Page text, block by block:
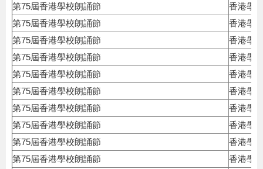
第75屆香港學校朗誦節
香港學
第75屆香港學校朗誦節
香港學
第75屆香港學校朗誦節
香港學
第75屆香港學校朗誦節
香港學
第75屆香港學校朗誦節
香港學
第75屆香港學校朗誦節
香港學
第75屆香港學校朗誦節
香港學
第75屆香港學校朗誦節
香港學
第75屆香港學校朗誦節
香港學
第75屆香港學校朗誦節
香港學